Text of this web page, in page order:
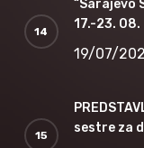
“Sarajevo
17.-23. 08.
19/07/
sestre za